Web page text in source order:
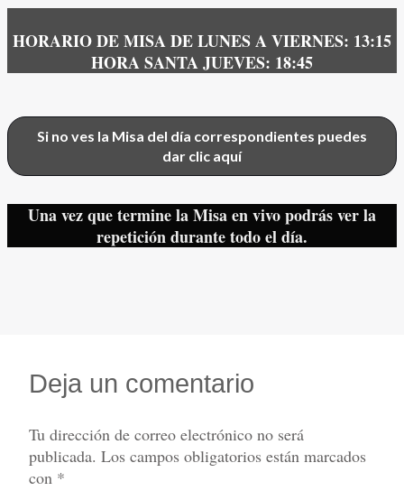
HORARIO DE MISA DE LUNES A VIERNES: 13:15
HORA SANTAJUEVES: 18:45
Si no ves la Misa del día correspondientes puedes
dar clic aquí
Una vez que termine la Misa en vivo podrás ver la
repetición durante todo el día.
Deja un comentario
Tu dirección de correo electrónico no será
publicada. Los campos obligatorios están marcados
con *